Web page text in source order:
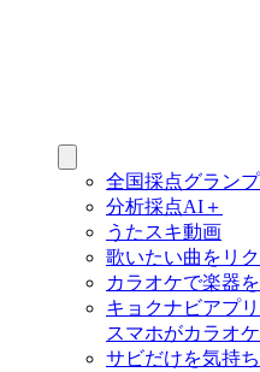
全国採点グランプ
分析採点AI＋
うたスキ動画
歌いたい曲をリ
カラオケで楽器
キョクナビアプリ
スマホがカラオ
サビだけを気持